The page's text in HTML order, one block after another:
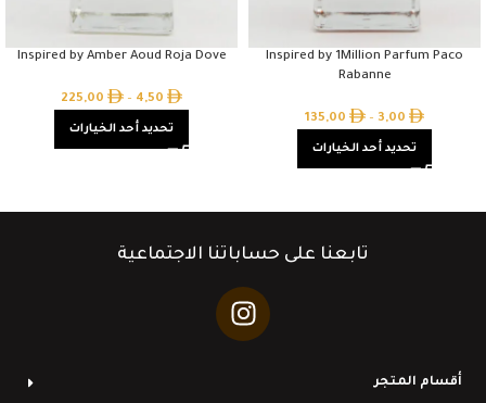
Inspired by 1Million Parfum Paco
Rabanne
3,00
–
135,00
تحديد أحد الخيارات
Inspired by Amber Aoud Roja Dove
4,50
–
225,00
تحديد أحد الخيارات
تابعنا على حساباتنا الاجتماعية
أقسام المتجر